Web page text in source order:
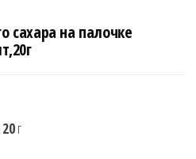
сахара на палочке
20г